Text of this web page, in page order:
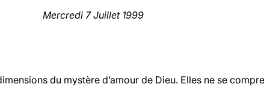
Mercredi 7 Juillet 1999
du mystère d’amour de Dieu. Elles ne se